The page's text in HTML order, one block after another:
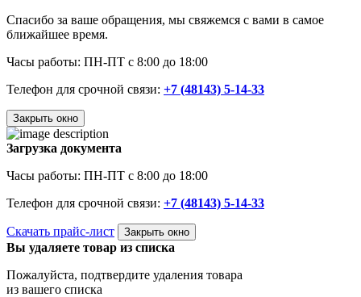
Спасибо за ваше обращения, мы свяжемся с вами в самое
ближайшее время.
Часы работы: ПН-ПТ с 8:00 до 18:00
Телефон для срочной связи: +7 (48143) 5-14-33
Закрыть окно
Загрузка документа
Часы работы: ПН-ПТ с 8:00 до 18:00
Телефон для срочной связи: +7 (48143) 5-14-33
Скачать прайс-лист Закрыть окно
Вы удаляете товар из списка
Пожалуйста, подтвердите удаления товара
из вашего списка